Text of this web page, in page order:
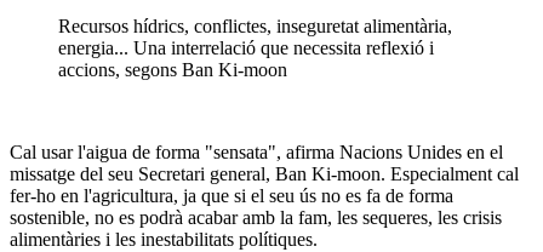
Recursos hídrics, conflictes, inseguretat alimentària,
energia... Una interrelació que necessita reflexió i
accions, segons Ban Ki-moon
Cal usar l'aigua de forma "sensata", afirma Nacions Unides en el
missatge del seu Secretari general, Ban Ki-moon. Especialment cal
fer-ho en l'agricultura, ja que si el seu ús no es fa de forma
sostenible, no es podrà acabar amb la fam, les sequeres, les crisis
alimentàries i les inestabilitats polítiques.